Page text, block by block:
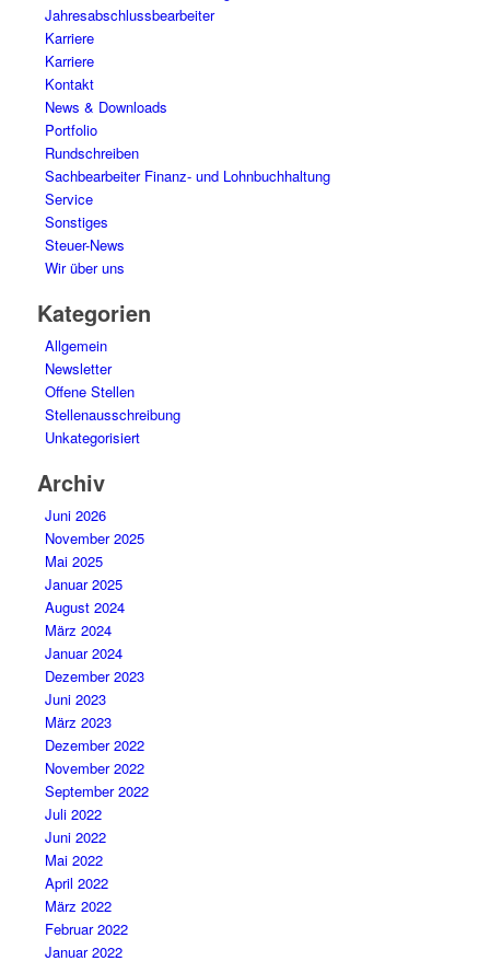
Jahresabschlussbearbeiter
Karriere
Karriere
Kontakt
News & Downloads
Portfolio
Rundschreiben
Sachbearbeiter Finanz- und Lohnbuchhaltung
Service
Sonstiges
Steuer-News
Wir über uns
Kategorien
Allgemein
Newsletter
Offene Stellen
Stellenausschreibung
Unkategorisiert
Archiv
Juni 2026
November 2025
Mai 2025
Januar 2025
August 2024
März 2024
Januar 2024
Dezember 2023
Juni 2023
März 2023
Dezember 2022
November 2022
September 2022
Juli 2022
Juni 2022
Mai 2022
April 2022
März 2022
Februar 2022
Januar 2022